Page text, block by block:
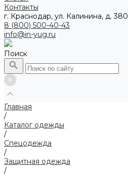
Контакты
г. Краснодар, ул. Калинина, д. 380
8 (800) 500-40-43
info@in-yug.ru
Поиск
Главная
/
Каталог одежды
/
Спецодежда
/
Защитная одежда
/